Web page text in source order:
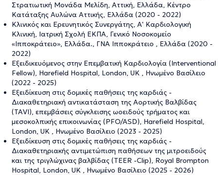
Στρατιωτική Μονάδα Μελίδη, Αττική, Ελλάδα, Κέντρο
Κατάταξης Αυλώνα Αττικής, Ελλάδα (2020 - 2022)
Κλινικός και Ερευνητικός Συνεργάτης, Α' Καρδιολογική
Κλινική, Ιατρική Σχολή ΕΚΠΑ, Γενικό Νοσοκομείο
«Ιπποκράτειο», Ελλάδα., ΓΝΑ Ιπποκράτειο , Ελλάδα (2020 -
2022)
Εξειδικευόμενος στην Επεμβατική Καρδιολογία (Interventional
Fellow), Harefield Hospital, London, UK , Ηνωμένο Βασίλειο
(2022 - 2025)
Εξειδίκευση στις δομικές παθήσεις της καρδιάς -
Διακαθετηριακή αντικατάσταση της Αορτικής Βαλβίδας
(TAVI), επεμβάσεις σύγκλεισης ωοειδούς τρήματος και
μεσοκολπικής επικοινωνίας (PFO/ASD), Harefield Hospital,
London, UK , Ηνωμένο Βασίλειο (2023 - 2025)
Εξειδίκευση στις δομικές παθήσεις της καρδιάς -
Διακαθετηριακής αντιμετώπιση παθήσεων της μιτροειδούς
και της τριγλώχινας βαλβίδας (TEER -Clip), Royal Brompton
Hospital, London, UK , Ηνωμένο Βασίλειο (2025 - 2026)